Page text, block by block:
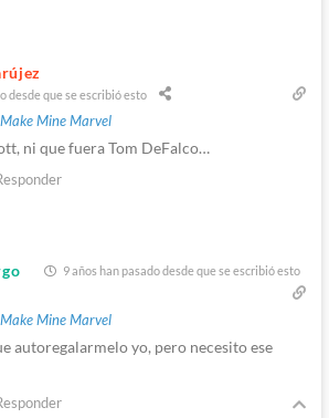
desde que se escribió esto
Make Mine Marvel
ni que fuera Tom DeFalco…
9 años han pasado desde que se escribió esto
Make Mine Marvel
autoregalarmelo yo, pero necesito ese